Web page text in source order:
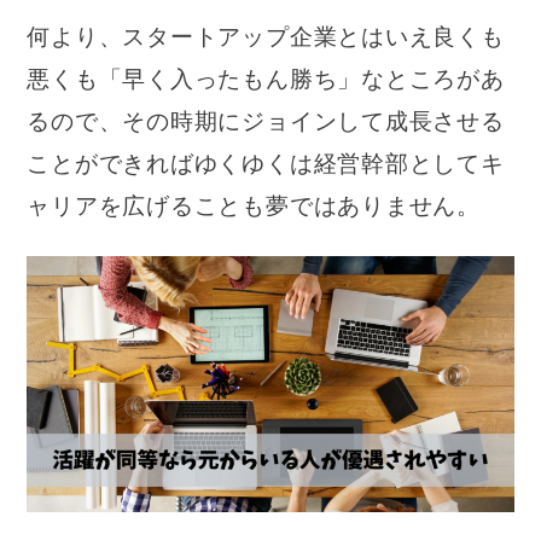
何より、スタートアップ企業とはいえ良くも
悪くも「早く入ったもん勝ち」なところがあ
るので、その時期にジョインして成長させる
ことができればゆくゆくは経営幹部としてキ
ャリアを広げることも夢ではありません。